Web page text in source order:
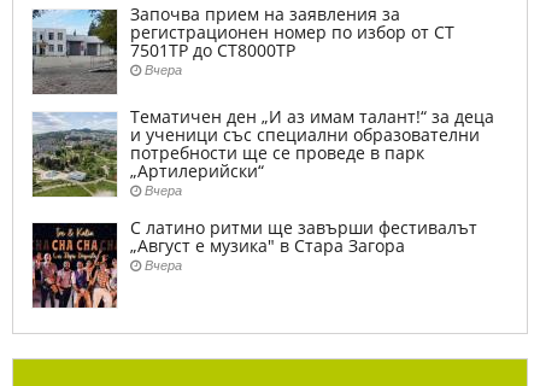
Започва прием на заявления за
регистрационен номер по избор от СТ
7501ТР до СТ8000ТР
Вчера
Тематичен ден „И аз имам талант!“ за деца
и ученици със специални образователни
потребности ще се проведе в парк
„Артилерийски“
Вчера
С латино ритми ще завърши фестивалът
„Август е музика" в Стара Загора
Вчера